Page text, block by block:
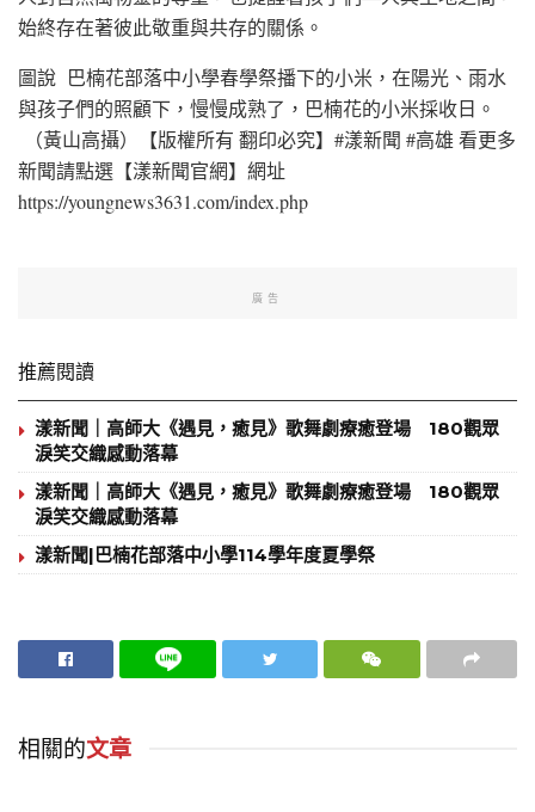
始終存在著彼此敬重與共存的關係。
圖說 巴楠花部落中小學春學祭播下的小米，在陽光、雨水
與孩子們的照顧下，慢慢成熟了，巴楠花的小米採收日。
（黃山高攝）【版權所有 翻印必究】#漾新聞 #高雄 看更多
新聞請點選【漾新聞官網】網址
https://youngnews3631.com/index.php
廣告
推薦閱讀
漾新聞｜高師大《遇見，癒見》歌舞劇療癒登場 180觀眾
淚笑交織感動落幕
漾新聞｜高師大《遇見，癒見》歌舞劇療癒登場 180觀眾
淚笑交織感動落幕
漾新聞|巴楠花部落中小學114學年度夏學祭
相關的文章